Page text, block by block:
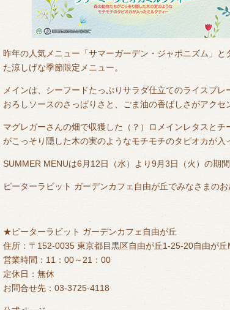
昨年の人気メニュー「サマーガーデン・ジャポニズム」と
た涼しげな季節限定メニュー。
メインは、シーフードたっぷりサラダ仕立てのライスプレ
おろしソースのさっぱりさと、ごま油の香ばしさがアクセ
マグレガーさんの畑で収獲した（？）ロメインレタスと
がこっそり隠した木の実のようなモチモチのタピオカが入
SUMMER MENUは6月12日（水）より9月3日（火）の期間
ピーターラビット ガーデンカフェ自由が丘でみなさまのお
★ピーターラビット ガーデンカフェ自由が丘
住所：〒152-0035 東京都目黒区自由が丘1-25-20自由が丘
営業時間：11：00～21：00
定休日：無休
お問合せ先：03-3725-4118